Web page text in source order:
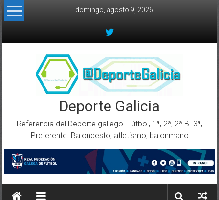
Skip to content
domingo, agosto 9, 2026
Deporte Galicia
Referencia del Deporte gallego. Fútbol, 1ª, 2ª, 2ª B. 3ª,
Preferente. Baloncesto, atletismo, balonmano